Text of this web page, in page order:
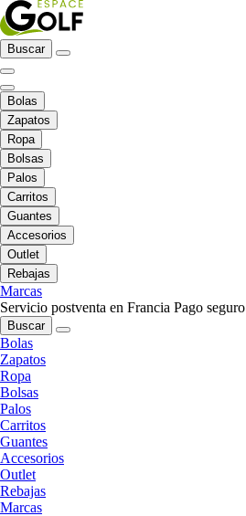
Buscar
Bolas
Zapatos
Ropa
Bolsas
Palos
Carritos
Guantes
Accesorios
Outlet
Rebajas
Marcas
Servicio postventa en Francia Pago seguro
Buscar
Bolas
Zapatos
Ropa
Bolsas
Palos
Carritos
Guantes
Accesorios
Outlet
Rebajas
Marcas